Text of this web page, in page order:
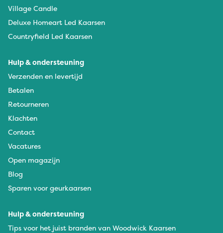
Village Candle
Deluxe Homeart Led Kaarsen
Countryfield Led Kaarsen
Hulp & ondersteuning
Verzenden en levertijd
Betalen
Retourneren
Klachten
Contact
Vacatures
Open magazijn
Blog
Sparen voor geurkaarsen
Hulp & ondersteuning
Tips voor het juist branden van Woodwick Kaarsen